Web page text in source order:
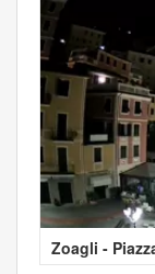
Zoagli -